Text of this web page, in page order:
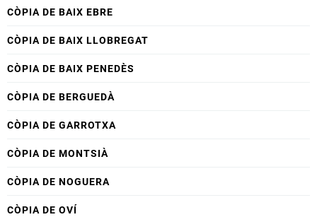
CÒPIA DE BAIX EBRE
CÒPIA DE BAIX LLOBREGAT
CÒPIA DE BAIX PENEDÈS
CÒPIA DE BERGUEDÀ
CÒPIA DE GARROTXA
CÒPIA DE MONTSIÀ
CÒPIA DE NOGUERA
CÒPIA DE OVÍ